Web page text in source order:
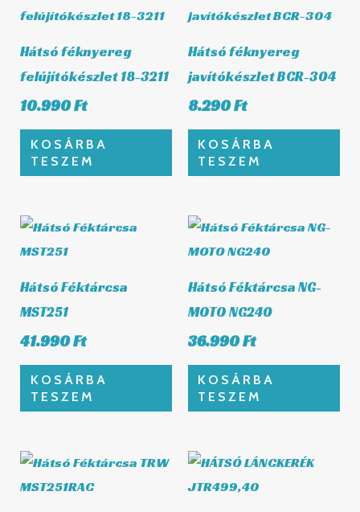
Hátsó féknyereg
felújítókészlet 18-3211
10.990Ft
KOSÁRBA
TESZEM
Hátsó féknyereg
javítókészlet BCR-304
8.290Ft
KOSÁRBA
TESZEM
Hátsó Féktárcsa
MST251
41.990Ft
KOSÁRBA
TESZEM
Hátsó Féktárcsa NG-
MOTO NG240
36.990Ft
KOSÁRBA
TESZEM